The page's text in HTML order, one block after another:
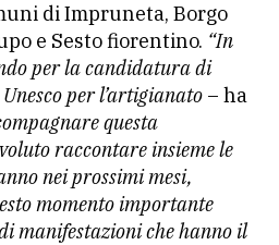
di Impruneta, Borgo
e Sesto fiorentino. “In
per la candidatura di
per l’artigianato – ha
questa
raccontare insieme le
nei prossimi mesi,
momento importante
manifestazioni che hanno il